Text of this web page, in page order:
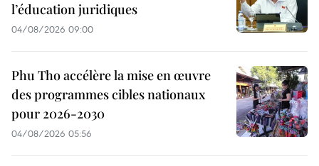
l’éducation juridiques
04/08/2026 09:00
Phu Tho accélère la mise en œuvre
des programmes cibles nationaux
pour 2026-2030
04/08/2026 05:56